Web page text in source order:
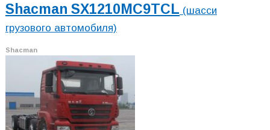
Shacman SX1210MC9TCL (шасси
грузового автомобиля)
Shacman